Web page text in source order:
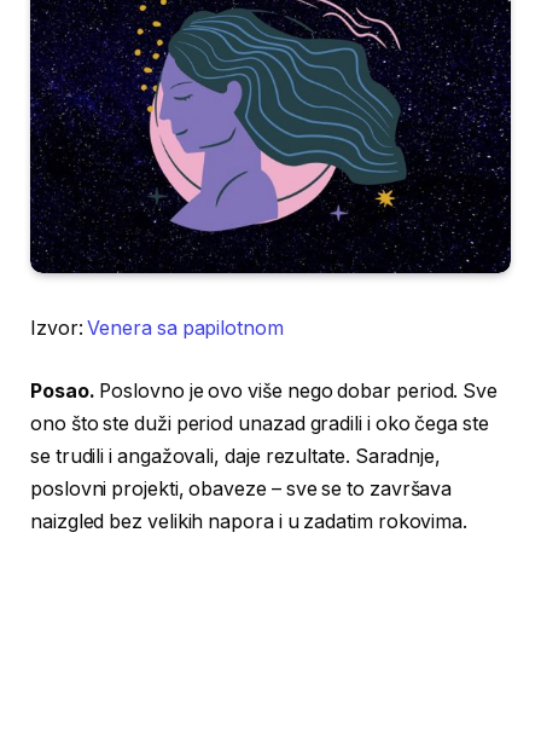
Izvor:Venera sa papilotnom
Posao. Poslovno je ovo više nego dobar period. Sve
ono što ste duži period unazad gradili i oko čega ste
se trudili i angažovali, daje rezultate. Saradnje,
poslovni projekti, obaveze – sve se to završava
naizgled bez velikih napora i u zadatim rokovima.